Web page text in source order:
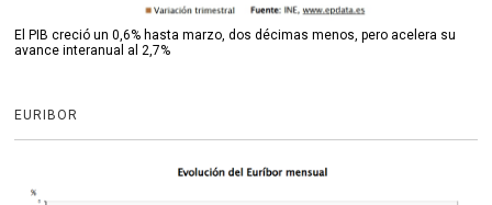
El PIB creció un 0,6% hasta marzo, dos décimas menos, pero acelera su
avance interanual al 2,7%
EURIBOR